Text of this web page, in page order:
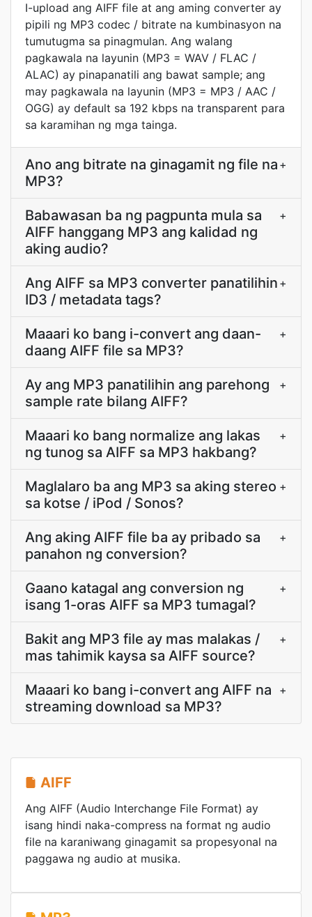
I-upload ang AIFF file at ang aming converter ay
pipili ng MP3 codec / bitrate na kumbinasyon na
tumutugma sa pinagmulan. Ang walang
pagkawala na layunin (MP3 = WAV / FLAC /
ALAC) ay pinapanatili ang bawat sample; ang
may pagkawala na layunin (MP3 = MP3 / AAC /
OGG) ay default sa 192 kbps na transparent para
sa karamihan ng mga tainga.
Ano ang bitrate na ginagamit ng file na
MP3?
+
Babawasan ba ng pagpunta mula sa
AIFF hanggang MP3 ang kalidad ng
aking audio?
+
Ang AIFF sa MP3 converter panatilihin
ID3 / metadata tags?
+
Maaari ko bang i-convert ang daan-
daang AIFF file sa MP3?
+
Ay ang MP3 panatilihin ang parehong
sample rate bilang AIFF?
+
Maaari ko bang normalize ang lakas
ng tunog sa AIFF sa MP3 hakbang?
+
Maglalaro ba ang MP3 sa aking stereo
sa kotse / iPod / Sonos?
+
Ang aking AIFF file ba ay pribado sa
panahon ng conversion?
+
Gaano katagal ang conversion ng
isang 1-oras AIFF sa MP3 tumagal?
+
Bakit ang MP3 file ay mas malakas /
mas tahimik kaysa sa AIFF source?
+
Maaari ko bang i-convert ang AIFF na
streaming download sa MP3?
+
AIFF
Ang AIFF (Audio Interchange File Format) ay
isang hindi naka-compress na format ng audio
file na karaniwang ginagamit sa propesyonal na
paggawa ng audio at musika.